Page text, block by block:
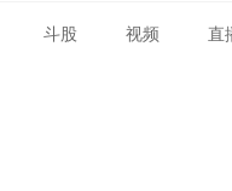
斗股 视频 直